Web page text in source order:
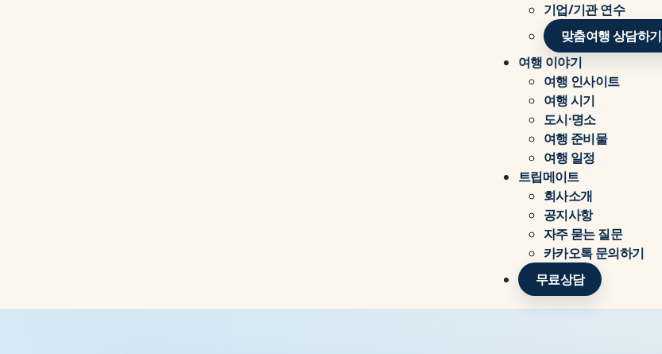
기업/기관 연수
맞춤여행 상담하기
여행 이야기
여행 인사이트
여행 시기
도시·명소
여행 준비물
여행 일정
트립메이트
회사소개
공지사항
자주 묻는 질문
카카오톡 문의하기
무료상담